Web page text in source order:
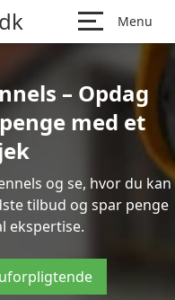
Menu
– Opdag
med et
og se, hvor du kan
tilbud og spar penge
ekspertise.